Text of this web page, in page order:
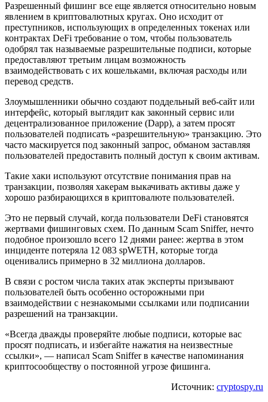
Разрешенный фишинг все еще является относительно новым
явлением в криптовалютных кругах. Оно исходит от
преступников, использующих в определенных токенах или
контрактах DeFi требование о том, чтобы пользователь
одобрял так называемые разрешительные подписи, которые
предоставляют третьим лицам возможность
взаимодействовать с их кошельками, включая расходы или
перевод средств.
Злоумышленники обычно создают поддельный веб-сайт или
интерфейс, который выглядит как законный сервис или
децентрализованное приложение (Dapp), а затем просят
пользователей подписать «разрешительную» транзакцию. Это
часто маскируется под законный запрос, обманом заставляя
пользователей предоставить полный доступ к своим активам.
Такие хаки используют отсутствие понимания прав на
транзакции, позволяя хакерам выкачивать активы даже у
хорошо разбирающихся в криптовалюте пользователей.
Это не первый случай, когда пользователи DeFi становятся
жертвами фишинговых схем. По данным Scam Sniffer, нечто
подобное произошло всего 12 днями ранее: жертва в этом
инциденте потеряла 12 083 spWETH, которые тогда
оценивались примерно в 32 миллиона долларов.
В связи с ростом числа таких атак эксперты призывают
пользователей быть особенно осторожными при
взаимодействии с незнакомыми ссылками или подписании
разрешений на транзакции.
«Всегда дважды проверяйте любые подписи, которые вас
просят подписать, и избегайте нажатия на неизвестные
ссылки», — написал Scam Sniffer в качестве напоминания
криптосообществу о постоянной угрозе фишинга.
Источник: cryptospy.ru